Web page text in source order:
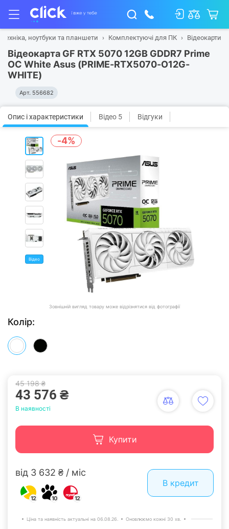
ноутбуки та планшети Комплектуючі для ПК Відеокарти
Відеокарта GF RTX 5070 12GB GDDR7 Prime
OC White Asus (PRIME-RTX5070-O12G-
WHITE)
Арт. 556682
Опис і характеристики Відео 5 Відгуки
Відео
-4%
Зовнішній вигляд товару може відрізнятися від фотографії
Колір:
45 198 ₴
43 576 ₴
В наявності
Купити
від 3 632 ₴ / міс
12 10 12
В кредит
Ціна та наявність актуальні на 06.08.26. Оновлюємо кожні 30 хв.